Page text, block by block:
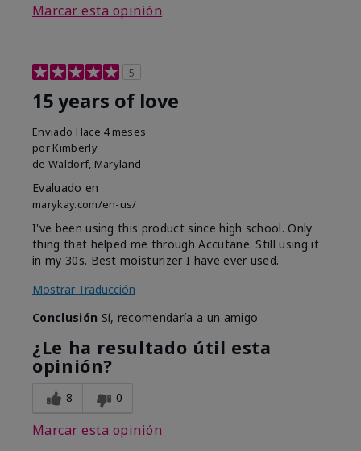
Marcar esta opinión
5
15 years of love
Enviado Hace 4 meses
por Kimberly
de Waldorf, Maryland
Evaluado en
marykay.com/en-us/
I've been using this product since high school. Only
thing that helped me through Accutane. Still using it
in my 30s. Best moisturizer I have ever used.
Mostrar Traducción
Conclusión Sí, recomendaría a un amigo
¿Le ha resultado útil esta
opinión?
8 0
Marcar esta opinión